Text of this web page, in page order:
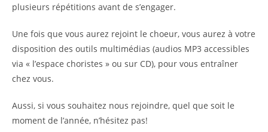
plusieurs répétitions avant de s’engager.
Une fois que vous aurez rejoint le choeur, vous aurez à votre
disposition des outils multimédias (audios MP3 accessibles
via « l’espace choristes » ou sur CD), pour vous entraîner
chez vous.
Aussi, si vous souhaitez nous rejoindre, quel que soit le
moment de l’année, n’hésitez pas!